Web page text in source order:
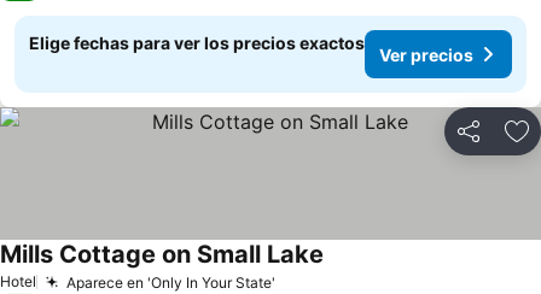
Elige fechas para ver los precios exactos
Ver precios
Compartir
Hotel Aparece en 'Only In Your State'
Mills Cottage on Small Lake